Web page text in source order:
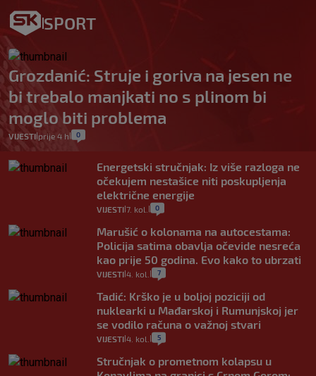
SPORT
Grozdanić: Struje i goriva na jesen ne
bi trebalo manjkati no s plinom bi
moglo biti problema
VIJESTI prije 4 h 0
Energetski stručnjak: Iz više razloga ne
očekujem nestašice niti poskupljenja
električne energije
VIJESTI 7. kol. 0
Marušić o kolonama na autocestama:
Policija satima obavlja očevide nesreća
kao prije 50 godina. Evo kako to ubrzati
VIJESTI 4. kol. 7
Tadić: Krško je u boljoj poziciji od
nuklearki u Mađarskoj i Rumunjskoj jer
se vodilo računa o važnoj stvari
VIJESTI 4. kol. 5
Stručnjak o prometnom kolapsu u